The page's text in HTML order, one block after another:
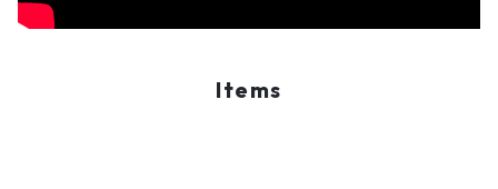
Items